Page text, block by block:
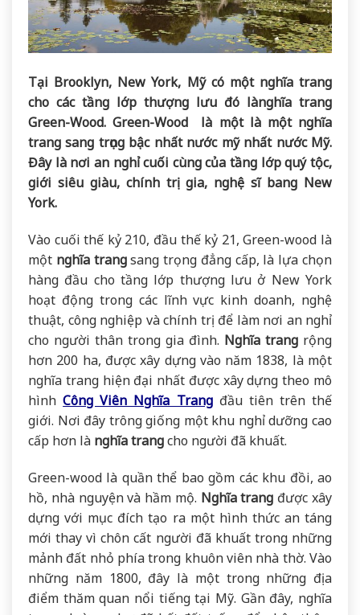
Tại Brooklyn, New York, Mỹ có một nghĩa trang
cho các tầng lớp thượng lưu đó lànghĩa trang
Green-Wood. Green-Wood là một là một nghĩa
trang sang trọng bậc nhất nước mỹ nhất nước Mỹ.
Đây là nơi an nghỉ cuối cùng của tầng lớp quý tộc,
giới siêu giàu, chính trị gia, nghệ sĩ bang New
York.
Vào cuối thế kỷ 210, đầu thế kỷ 21, Green-wood là
một nghĩa trangsang trọng đẳng cấp, là lựa chọn
hàng đầu cho tầng lớp thượng lưu ở New York
hoạt động trong các lĩnh vực kinh doanh, nghệ
thuật, công nghiệp và chính trị để làm nơi an nghỉ
cho người thân trong gia đình. Nghĩa trang rộng
hơn 200 ha, được xây dựng vào năm 1838, là một
nghĩa trang hiện đại nhất được xây dựng theo mô
hìnhCông Viên Nghĩa Trangđầu tiên trên thế
giới. Nơi đây trông giống một khu nghỉ dưỡng cao
cấp hơn là nghĩa trangcho người đã khuất.
Green-wood là quần thể bao gồm các khu đồi, ao
hồ, nhà nguyện và hầm mộ. Nghĩa trang được xây
dựng với mục đích tạo ra một hình thức an táng
mới thay vì chôn cất người đã khuất trong những
mảnh đất nhỏ phía trong khuôn viên nhà thờ. Vào
những năm 1800, đây là một trong những địa
điểm thăm quan nổi tiếng tại Mỹ. Gần đây, nghĩa